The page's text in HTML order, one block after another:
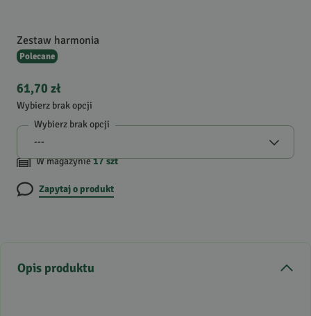
Zestaw harmonia
Polecane
61,70 zł
Wybierz brak opcji
Wybierz brak opcji
W magazynie17szt
Zapytaj o produkt
Opis produktu